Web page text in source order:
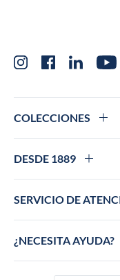
InstagramFacebookLinkedIn
COLECCIONES
DESDE 1889
SERVICIO DE
¿NECESITA AYUDA?